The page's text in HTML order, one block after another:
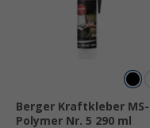
Berger Kraftkleber MS-
Polymer Nr. 5 290 ml